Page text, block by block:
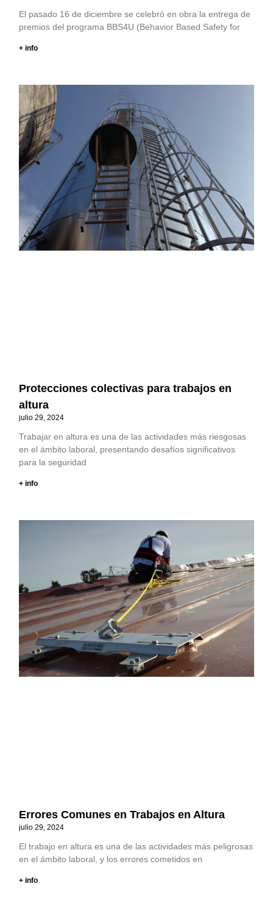
El pasado 16 de diciembre se celebró en obra la entrega de
premios del programa BBS4U (Behavior Based Safety for
+ info
Protecciones colectivas para trabajos en
altura
julio 29, 2024
Trabajar en altura es una de las actividades más riesgosas
en el ámbito laboral, presentando desafíos significativos
para la seguridad
+ info
Errores Comunes en Trabajos en Altura
julio 29, 2024
El trabajo en altura es una de las actividades más peligrosas
en el ámbito laboral, y los errores cometidos en
+ info